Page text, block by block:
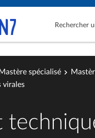
Rechercher
Mastère spécialisé
virales